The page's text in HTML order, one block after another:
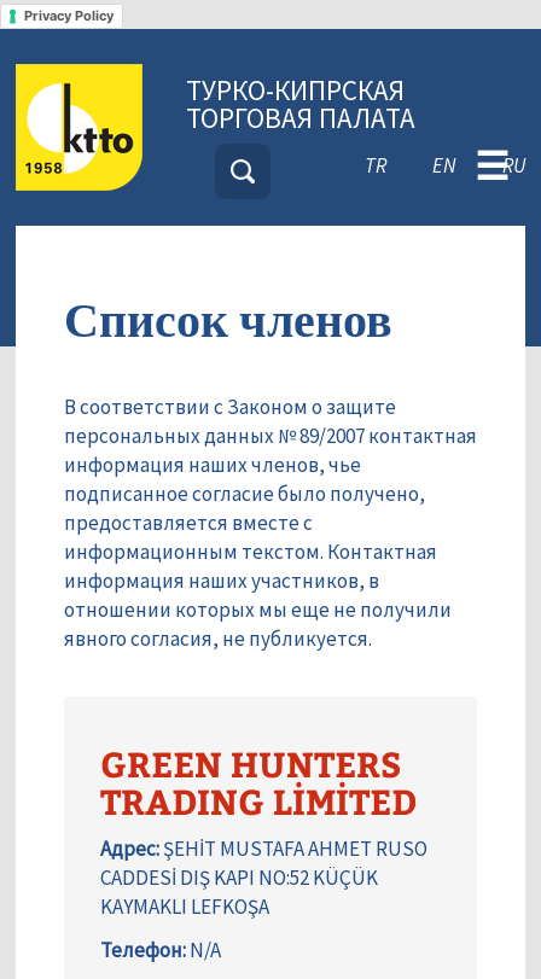
Privacy Policy
ТУРКО-КИПРСКАЯ
ТОРГОВАЯ ПАЛАТА
TR EN RU
☰
Список членов
В соответствии с Законом о защите
персональных данных № 89/2007 контактная
информация наших членов, чье
подписанное согласие было получено,
предоставляется вместе с
информационным текстом. Контактная
информация наших участников, в
отношении которых мы еще не получили
явного согласия, не публикуется.
GREEN HUNTERS
TRADING LİMİTED
Адрес:ŞEHİT MUSTAFA AHMET RUSO
CADDESİ DIŞ KAPI NO:52 KÜÇÜK
KAYMAKLI LEFKOŞA
Телефон:N/A